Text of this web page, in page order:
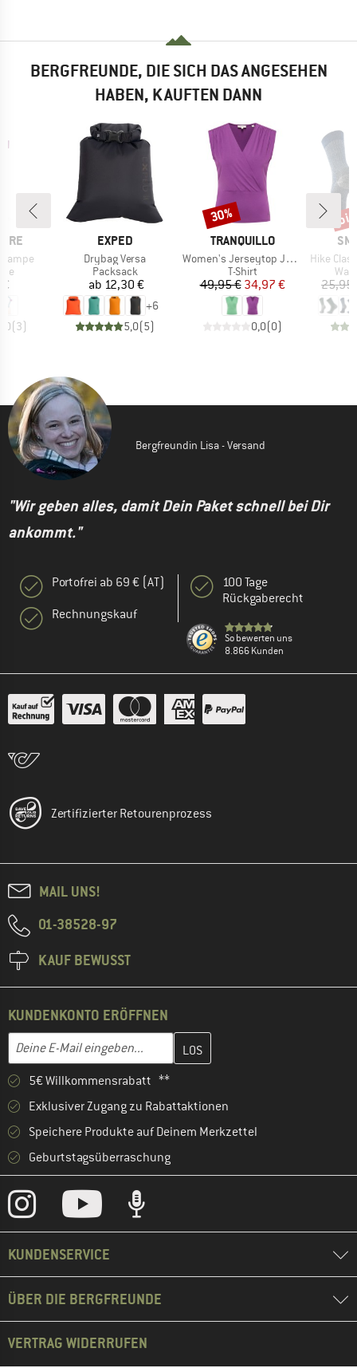
BERGFREUNDE, DIE SICH DAS ANGESEHEN
HABEN, KAUFTEN DANN
(3)
MARKE
EXPED
Artikel
Drybag Versa
Produktgruppe
Packsack
Preis
ab 12,30 €
+6
5,0(5)
MARKE
TRANQUILLO
Artikel
Women's Jerseytop Jaane
Produktgruppe
T-Shirt
Preis
49,95 €reduzierter Preis
34,97 €
0,0(0)
Rabatt
30%
Artikel
Hike Classic Edit Full
25,95
Bergfreundin Lisa - Versand
"Wir geben alles, damit Dein Paket schnell bei Dir
ankommt."
Portofrei ab 69 € (AT)
Rechnungskauf
100 Tage
Rückgaberecht
So bewerten uns
8.866 Kunden
Zertifizierter Retourenprozess
MAIL UNS!
01-38528-97
KAUF BEWUSST
KUNDENKONTO ERÖFFNEN
Deine E-Mail eingeben...
Gib hier deine E-Mail-Adresse ein und erstelle im nächsten
5€ Willkommensrabatt **
Exklusiver Zugang zu Rabattaktionen
Speichere Produkte auf Deinem Merkzettel
Geburtstagsüberraschung
KUNDENSERVICE
ÜBER DIE BERGFREUNDE
VERTRAG WIDERRUFEN